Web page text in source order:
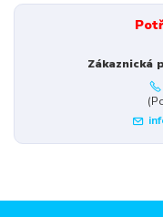
Zákaznická